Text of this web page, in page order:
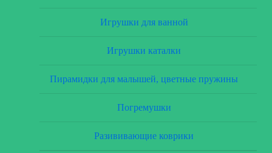
Игрушки для ванной
Игрушки каталки
Пирамидки для малышей, цветные пружины
Погремушки
Разививающие коврики